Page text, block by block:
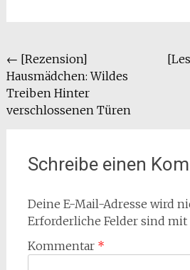
Beitragsnavigation
← [Rezension]
Hausmädchen: Wildes
Treiben Hinter
verschlossenen Türen
Schreibe einen
Deine E-Mail-Adresse wird
Erforderliche Felder sind mit
Kommentar *